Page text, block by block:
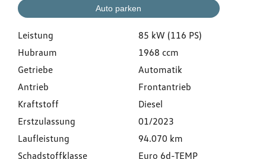
Auto parken
Leistung
85 kW (116 PS)
Hubraum
1968 ccm
Getriebe
Automatik
Antrieb
Frontantrieb
Kraftstoff
Diesel
Erstzulassung
01/2023
Laufleistung
94.070 km
Schadstoffklasse
Euro 6d-TEMP